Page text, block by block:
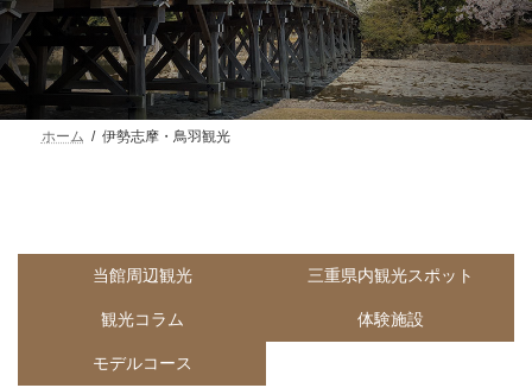
ホーム 伊勢志摩・鳥羽観光
当館周辺観光 三重県内観光スポット
観光コラム 体験施設
モデルコース